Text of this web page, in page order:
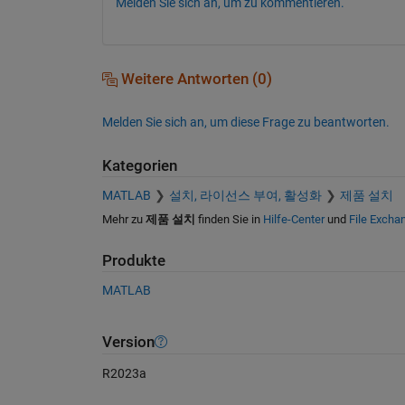
Melden Sie sich an, um zu kommentieren.
Weitere Antworten (0)
Melden Sie sich an, um diese Frage zu beantworten.
Kategorien
MATLAB 설치, 라이선스 부여, 활성화 제품 설치
Mehr zu 제품 설치 finden Sie in Hilfe-Centerund File
Produkte
MATLAB
Version
R2023a